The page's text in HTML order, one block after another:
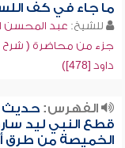
ما جاء في كف
للشيخ: عبد المحسن
جزء من محاضرة ( شرح
داود [478])
الفهرس:حديث
قطع النبي ليد
الخميصة من طرق